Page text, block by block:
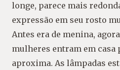
longe, parece mais
expressão em seu rosto
Antes era de menina,
mulheres entram em casa
aproxima. As lâmpadas